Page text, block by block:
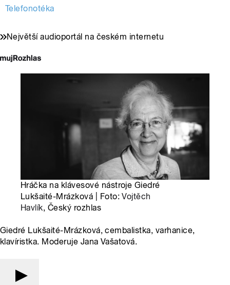
Telefonotéka
Největší audioportál na českém internetu
Hráčka na klávesové nástroje Giedré
Lukšaité-Mrázková | Foto:Vojtěch
Havlík, Český rozhlas
Giedré Lukšaité-Mrázková, cembalistka, varhanice,
klavíristka. Moderuje Jana Vašatová.